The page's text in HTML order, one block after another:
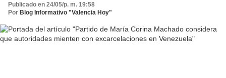
Publicado en 24/05/p. m. 19:58
Por Blog Informativo "Valencia Hoy"